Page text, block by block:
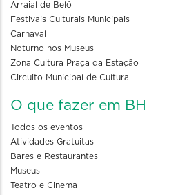
Arraial de Belô
Festivais Culturais Municipais
Carnaval
Noturno nos Museus
Zona Cultura Praça da Estação
Circuito Municipal de Cultura
O que fazer em BH
Todos os eventos
Atividades Gratuitas
Bares e Restaurantes
Museus
Teatro e Cinema